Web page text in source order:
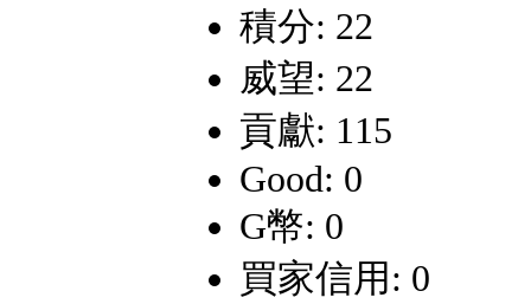
積分: 22
威望: 22
貢獻: 115
Good: 0
G幣: 0
買家信用: 0